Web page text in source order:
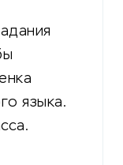
языка.